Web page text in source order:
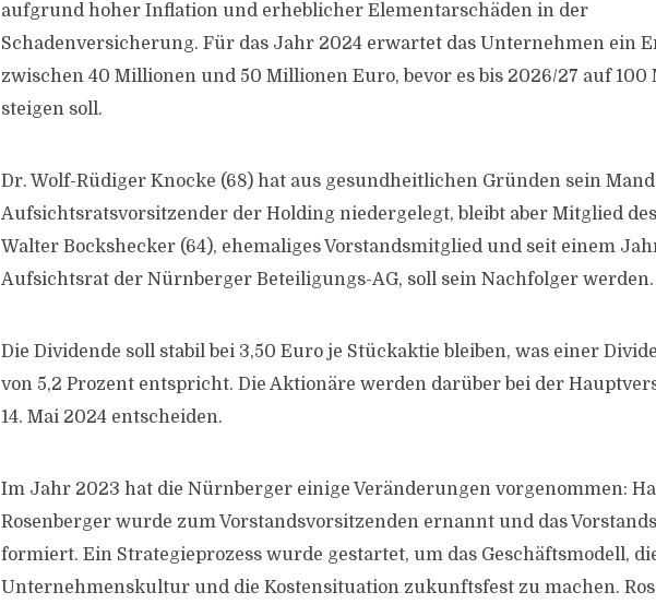
aufgrund hoher Inflation und erheblicher Elementarschäden in der
Schadenversicherung. Für das Jahr 2024 erwartet das Unternehmen ein
zwischen 40 Millionen und 50 Millionen Euro, bevor es bis 2026/27 auf
steigen soll.
Dr. Wolf-Rüdiger Knocke (68) hat aus gesundheitlichen Gründen sein
Aufsichtsratsvorsitzender der Holding niedergelegt, bleibt aber Mitglied
Walter Bockshecker (64), ehemaliges Vorstandsmitglied und seit einem
Aufsichtsrat der Nürnberger Beteiligungs-AG, soll sein Nachfolger werden.
Die Dividende soll stabil bei 3,50 Euro je Stückaktie bleiben, was einer
von 5,2 Prozent entspricht. Die Aktionäre werden darüber bei der
14. Mai 2024 entscheiden.
Im Jahr 2023 hat die Nürnberger einige Veränderungen vorgenommen:
Rosenberger wurde zum Vorstandsvorsitzenden ernannt und das
formiert. Ein Strategieprozess wurde gestartet, um das Geschäftsmodell,
Unternehmenskultur und die Kostensituation zukunftsfest zu machen.